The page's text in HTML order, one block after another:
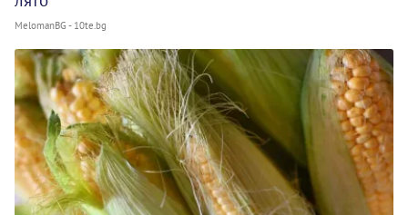
MelomanBG - 10te.bg